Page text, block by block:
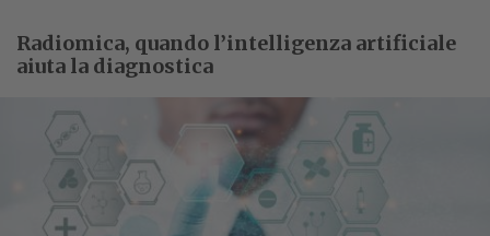
Radiomica, quando l’intelligenza artificiale
aiuta la diagnostica